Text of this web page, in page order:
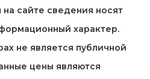
cайте сведения носят
характер.
не является публичной
цены являются